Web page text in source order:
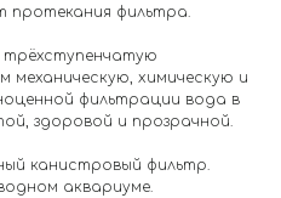
протекания фильтра.
химическую и
фильтрации вода в
здоровой и прозрачной.
канистровый фильтр.
аквариуме.